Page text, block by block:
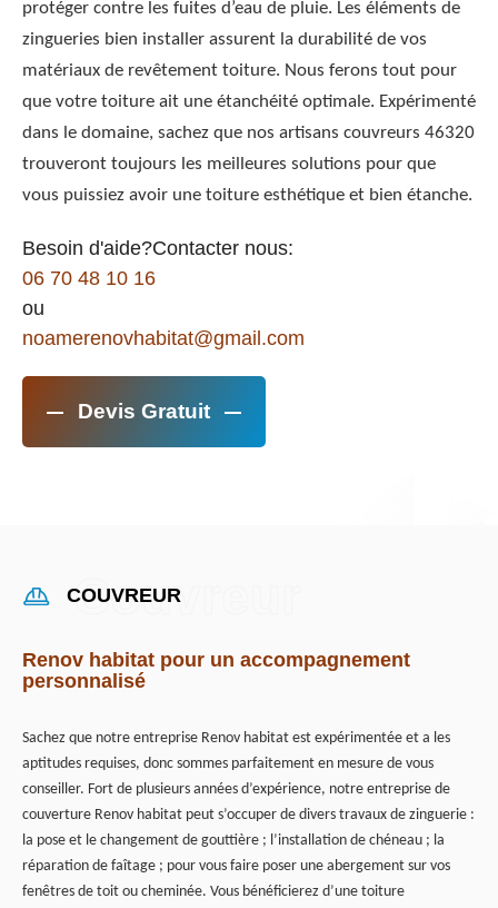
protéger contre les fuites d’eau de pluie. Les éléments de
zingueries bien installer assurent la durabilité de vos
matériaux de revêtement toiture. Nous ferons tout pour
que votre toiture ait une étanchéité optimale. Expérimenté
dans le domaine, sachez que nos artisans couvreurs 46320
trouveront toujours les meilleures solutions pour que
vous puissiez avoir une toiture esthétique et bien étanche.
Besoin d'aide?Contacter nous:
06 70 48 10 16
ou
noamerenovhabitat@gmail.com
Devis Gratuit
COUVREUR
Renov habitat pour un accompagnement
personnalisé
Sachez que notre entreprise Renov habitat est expérimentée et a les
aptitudes requises, donc sommes parfaitement en mesure de vous
conseiller. Fort de plusieurs années d’expérience, notre entreprise de
couverture Renov habitat peut s’occuper de divers travaux de zinguerie :
la pose et le changement de gouttière ; l’installation de chéneau ; la
réparation de faîtage ; pour vous faire poser une abergement sur vos
fenêtres de toit ou cheminée. Vous bénéficierez d’une toiture